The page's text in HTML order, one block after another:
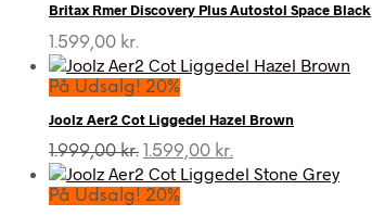
Britax Rmer Discovery Plus Autostol Space Black
1.599,00 kr.
På Udsalg! 20%
Joolz Aer2 Cot Liggedel Hazel Brown
1.999,00kr. Den
oprindelige
pris
1.599,00 kr.
aktuelle
På Udsalg! 20%